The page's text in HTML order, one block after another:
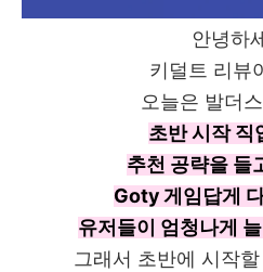
안녕하
키덜트 리뷰
오늘은 발더
초반 시작 직
추천 공략을 들
Goty 게임답게
유저들이 엄청나게
그래서 초반에 시작